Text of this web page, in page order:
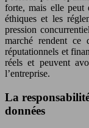
forte, mais elle peut
éthiques et les
pression
marché rendent ce
réputationnels et
réels et peuvent
l’entreprise.
La
données